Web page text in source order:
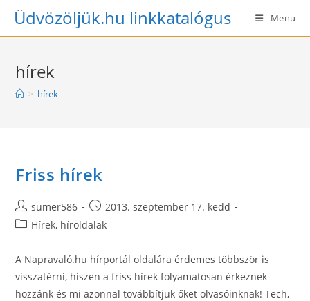
SkipÜdvözöljük.hu linkkatalógus Menu
hírek
> hírek
Friss hírek
Post
author:
sumer586
Post
published:
2013. szeptember 17. kedd
PostHírek, híroldalak
A Napravaló.hu hírportál oldalára érdemes többször is
visszatérni, hiszen a friss hírek folyamatosan érkeznek
hozzánk és mi azonnal továbbítjuk őket olvasóinknak! Tech,